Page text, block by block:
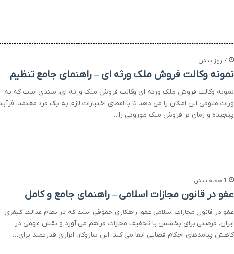
7 روز پیش
نمونه وکالت فروش ملک ورثه ای – راهنمای جامع تنظیم
نمونه وکالت فروش ملک ورثه ای وکالت فروش ملک ورثه ای، سندی است که به
وراث متوفی این امکان را می دهد تا با اعطای اختیارات لازم به یک فرد معتمد،
پیچیده و زمان بر فروش ملک موروثی را…
1 هفته پیش
عفو در قانون مجازات اسلامی – راهنمای جامع و کامل
عفو در قانون مجازات اسلامی عفو، راهکاری حقوقی است که در نظام عدالت کیفری
ایران، فرصتی برای بخشش یا تخفیف مجازات فراهم می آورد و نقش مهمی در
کاهش پیامدهای احکام قضایی ایفا می کند. این سازوکار، ابزاری قدرتمند برای…